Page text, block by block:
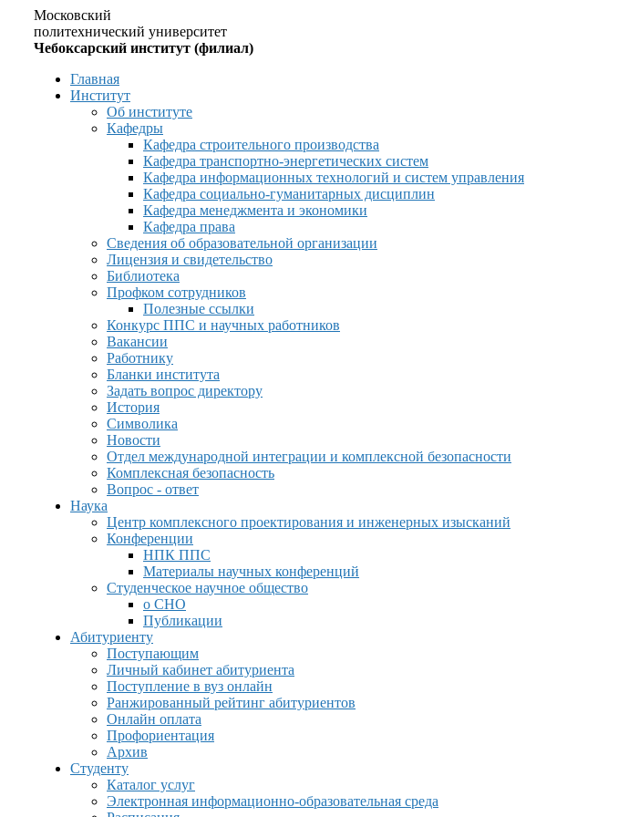
Московский
политехнический университет
Чебоксарский институт (филиал)
Главная
Институт
Об институте
Кафедры
Кафедра строительного производства
Кафедра транспортно-энергетических систем
Кафедра информационных технологий и систем управления
Кафедра социально-гуманитарных дисциплин
Кафедра менеджмента и экономики
Кафедра права
Сведения об образовательной организации
Лицензия и свидетельство
Библиотека
Профком сотрудников
Полезные ссылки
Конкурс ППС и научных работников
Вакансии
Работнику
Бланки института
Задать вопрос директору
История
Символика
Новости
Отдел международной интеграции и комплексной безопасности
Комплексная безопасность
Вопрос - ответ
Наука
Центр комплексного проектирования и инженерных изысканий
Конференции
НПК ППС
Материалы научных конференций
Студенческое научное общество
о СНО
Публикации
Абитуриенту
Поступающим
Личный кабинет абитуриента
Поступление в вуз онлайн
Ранжированный рейтинг абитуриентов
Онлайн оплата
Профориентация
Архив
Студенту
Каталог услуг
Электронная информационно-образовательная среда